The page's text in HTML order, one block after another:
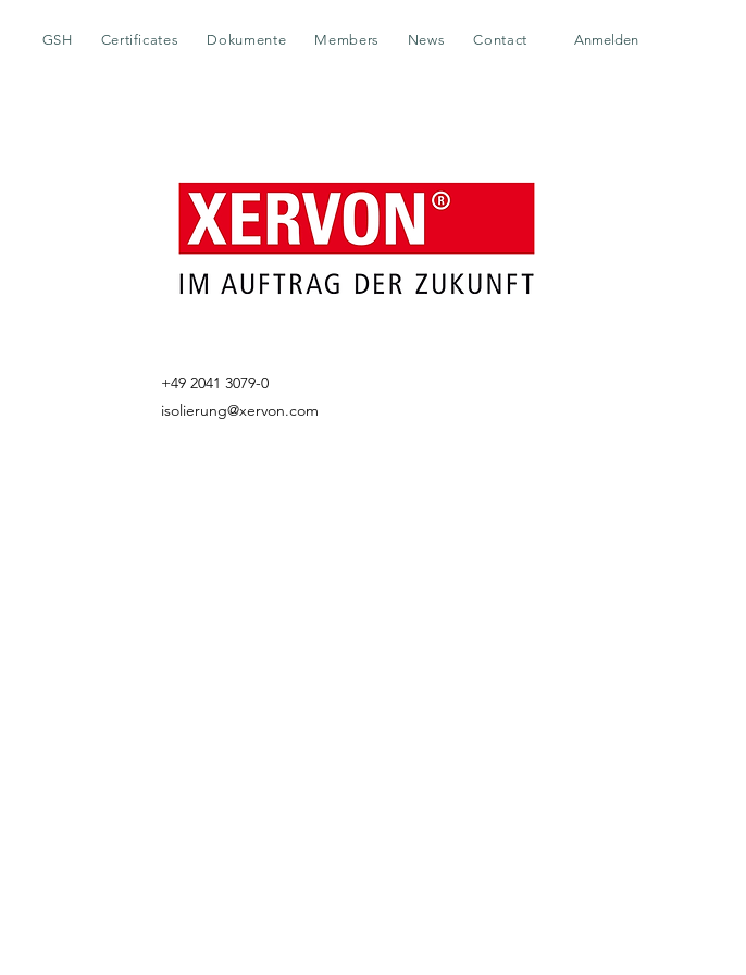
GSH Certificates Dokumente Members News Contact Anmelden
+49 2041 3079-0
isolierung@xervon.com